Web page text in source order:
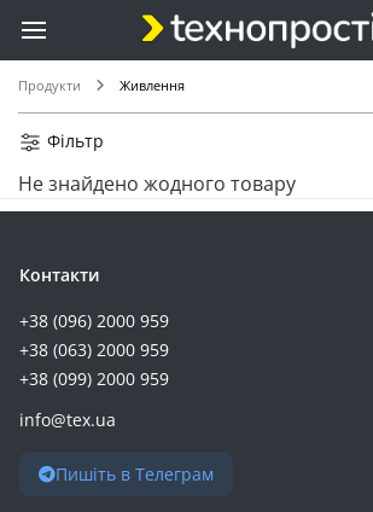
Продукти Живлення
Фільтр
Не знайдено жодного товару
Контакти
+38 (096) 2000 959
+38 (063) 2000 959
+38 (099) 2000 959
info@tex.ua
Пишіть в Телеграм